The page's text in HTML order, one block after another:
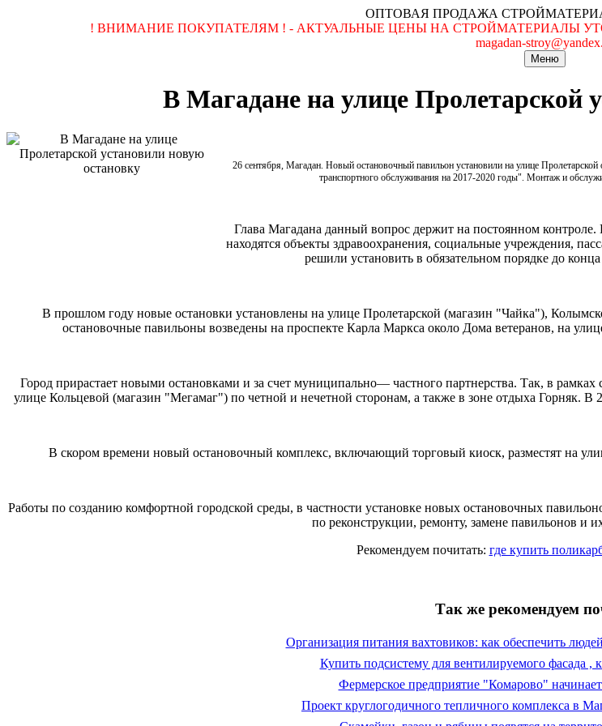
ОПТОВАЯ ПРОДАЖА
! ВНИМАНИЕ ПОКУПАТЕЛЯМ ! - АКТУАЛЬНЫЕ ЦЕНЫ НА СТРОЙМАТЕРИАЛЫ
magadan-
Меню
В Магадане на улице Пролетарской
26 сентября, Магадан. Новый остановочный павильон установили на улице
транспортного обслуживания на 2017-2020 годы". Монтаж и
Глава Магадана данный вопрос держит на постоянном
находятся объекты здравоохранения, социальные учреждения,
решили установить в обязательном порядке до
В прошлом году новые остановки установлены на улице Пролетарской (магазин "Чайка"),
остановочные павильоны возведены на проспекте Карла Маркса около Дома ветеранов, на
Город прирастает новыми остановками и за счет муниципально— частного партнерства. Так, в
улице Кольцевой (магазин "Мегамаг") по четной и нечетной сторонам, а также в зоне отдыха Горняк.
В скором времени новый остановочный комплекс, включающий торговый киоск, разместят на
Работы по созданию комфортной городской среды, в частности установке новых остановочных
по реконструкции, ремонту, замене павильонов и
Рекомендуем почитать: где купить
Так же рекомендуем
Организация питания вахтовиков: как обеспечить
Купить подсистему для вентилируемого фасада ,
Фермерское предприятие "Комарово"
Проект круглогодичного тепличного комплекса в